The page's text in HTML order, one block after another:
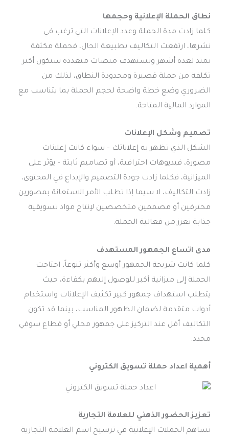
نطاق الحملة الإعلانية وحجمها
كلما زادت مدة الحملة وعدد الإعلانات التي ترغب في
نشرها، ارتفعت التكاليف بطبيعة الحال، فحملة مكثفة
تمتد لعدة أشهر وتستهدف منصات متعددة ستكون أكثر
تكلفة من حملة قصيرة ومحدودة النطاق، لذلك من
الضروري وضع خطة واضحة لحجم الحملة بما يتناسب مع
الموارد المالية المتاحة.
تصميم وشكل الإعلانات
الشكل الذي تظهر به إعلاناتك – سواء كانت إعلانات
مصورة، فيديوهات احترافية، أو تصاميم ثابتة – يؤثر على
الميزانية، فكلما زادت جودة التصميم والإبداع في المحتوى،
زادت التكاليف، لا سيما إذا تطلب الأمر الاستعانة بمصورين
محترفين أو مصممين متخصصين لإنتاج مواد تسويقية
جذابة تعزز من فعالية الحملة.
مدى اتساع الجمهور المستهدف
كلما كانت شريحة الجمهور أوسع وأكثر تنوعاً، احتاجت
الحملة إلى ميزانية أكبر للوصول إليهم بكفاءة، حيث
يتطلب استهداف جمهور كبير تكثيف الإعلانات واستخدام
أدوات متقدمة لضمان الظهور المناسب، بينما قد تكون
التكاليف أقل عند التركيز على جمهور محلي أو قطاع سوقي
محدد.
أهمية اعداد حملة تسويق الكتروني
تعزيز الحضور الذهني للعلامة التجارية
تساهم الحملات الإعلانية في ترسيخ اسم العلامة التجارية